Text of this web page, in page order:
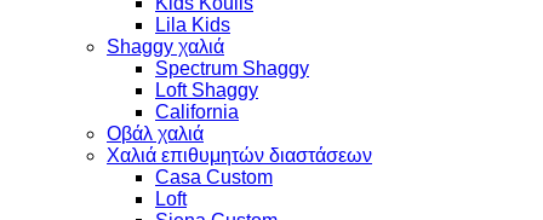
Lila Kids
Shaggy χαλιά
Spectrum Shaggy
Loft Shaggy
California
Οβάλ χαλιά
Χαλιά επιθυμητών διαστάσεων
Casa Custom
Loft